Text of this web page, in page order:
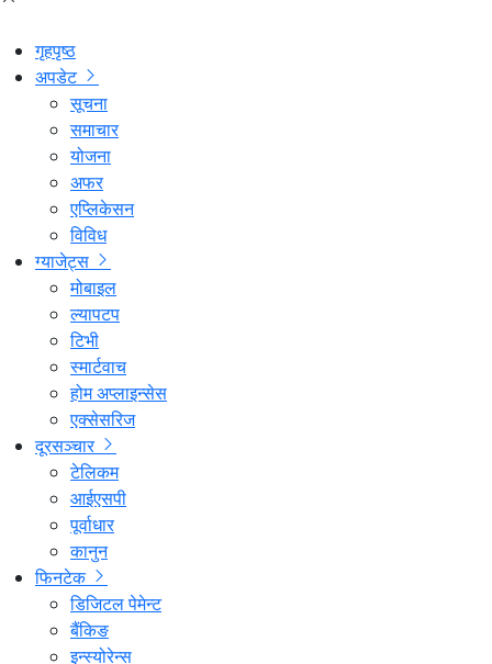
गृहपृष्ठ
अपडेट
सूचना
समाचार
योजना
अफर
एप्लिकेसन
विविध
ग्याजेट्स
मोबाइल
ल्यापटप
टिभी
स्मार्टवाच
होम अप्लाइन्सेस
एक्सेसरिज
दूरसञ्चार
टेलिकम
आईएसपी
पूर्वाधार
कानुन
फिनटेक
डिजिटल पेमेन्ट
बैंकिङ
इन्स्योरेन्स